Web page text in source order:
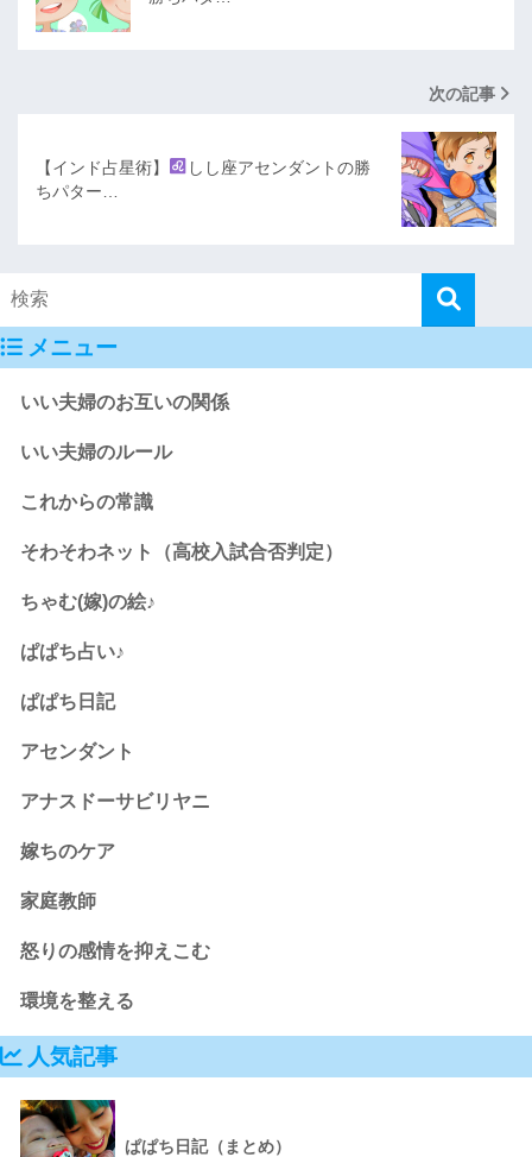
次の記事
【インド占星術】
しし座アセンダントの勝
ちパター…
メニュー
いい夫婦のお互いの関係
いい夫婦のルール
これからの常識
そわそわネット（高校入試合否判定）
ちゃむ(嫁)の絵♪
ぱぱち占い♪
ぱぱち日記
アセンダント
アナスドーサビリヤニ
嫁ちのケア
家庭教師
怒りの感情を抑えこむ
環境を整える
人気記事
ぱぱち日記（まとめ）